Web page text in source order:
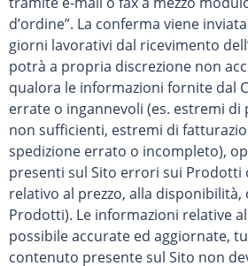
d’ordine”. La conferma viene
giorni lavorativi dal ricevimento
potrà a propria discrezione non
qualora le informazioni fornite dal
errate o ingannevoli (es. estremi
non sufficienti, estremi di
spedizione errato o incompleto),
presenti sul Sito errori sui Prodotti
relativo al prezzo, alla disponibilità,
Prodotti). Le informazioni relative
possibile accurate ed aggiornate,
contenuto presente sul Sito non